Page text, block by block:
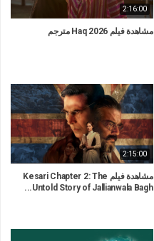
2:16:00
مشاهدة فيلم Haq 2026 مترجم
2:15:00
مشاهدة فيلم Kesari Chapter 2: The
Untold Story of Jallianwala Bagh...